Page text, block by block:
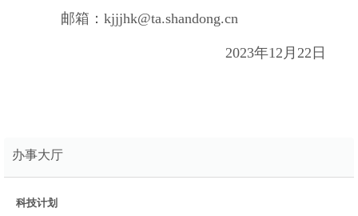
邮箱： kjjjhk@ta.shandong.cn
2023年12月22日
办事大厅
科技计划